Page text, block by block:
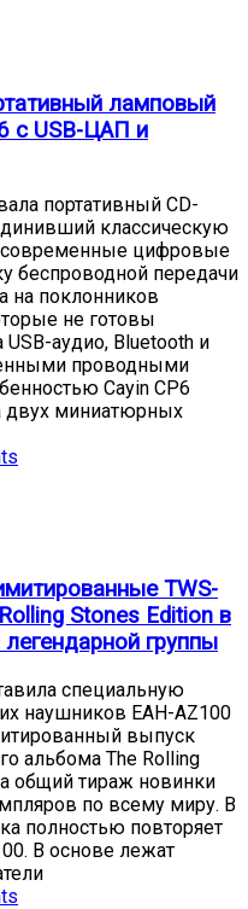
ламповый
с USB-ЦАП и
портативный CD-
классическую
современные цифровые
беспроводной передачи
на поклонников
не готовы
USB-аудио, Bluetooth и
проводными
Cayin CP6
двух миниатюрных
TWS-
Stones Edition в
группы
специальную
наушников EAH-AZ100
выпуск
альбома The Rolling
общий тираж новинки
по всему миру. В
полностью повторяет
В основе лежат